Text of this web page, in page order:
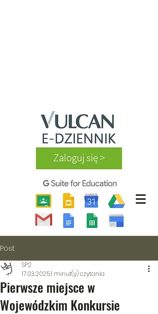
Post
Pierwsze miejsce w
Wojewódzkim Konkursie
SP2
17.03.20251 minut(y) czytania